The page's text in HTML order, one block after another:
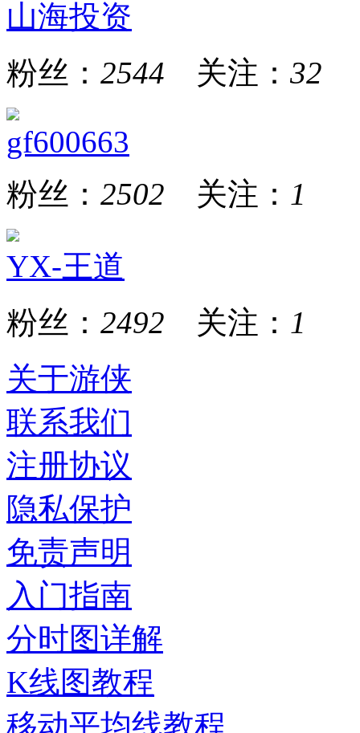
山海投资
粉丝： 2544 关注： 32
gf600663
粉丝： 2502 关注： 1
YX-王道
粉丝： 2492 关注： 1
关于游侠
联系我们
注册协议
隐私保护
免责声明
入门指南
分时图详解
K线图教程
移动平均线教程